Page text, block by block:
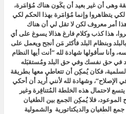
وهى أن غير بعيد أن يكَون هناك مُؤامَرة،
يتظاهروا وإنما مُؤامَرة بهذا الحكم لكي
أمر معروف لكن لا تقل لي أن هناك
هذا كذب وكلام فارغ هذالا يسوغ على أي
وبنظام البلد فأكثر مَن أنجح ويعمل على
وأنا سأقولها شهادة لله “أنت أيها النظام
في حق نفسك وفي حق البلد ومُستقبَله
فكان يُمكِن أن تتعاطى معها بطريقة
وشهادة لله لأنني أُريد أن أحكي
لاحتمال هذه الخلطة المُتنافِرة وغير
الموعود، فلا يُمكِن الجمع بين الطغيان
الطغيان والديكتاتورية والشمولية